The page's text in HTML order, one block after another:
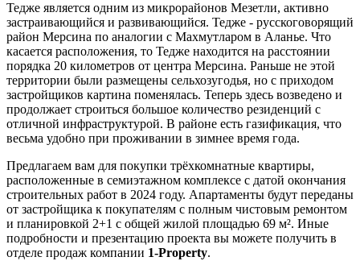
Тедже является одним из микрорайонов Мезетли, активно
застраивающийся и развивающийся. Тедже - русскоговорящий
район Мерсина по аналогии с Махмутларом в Аланье. Что
касается расположения, то Тедже находится на расстоянии
порядка 20 километров от центра Мерсина. Раньше не этой
территории были размещены сельхозугодья, но с приходом
застройщиков картина поменялась. Теперь здесь возведено и
продолжает строиться большое количество резиденций с
отличной инфраструктурой. В районе есть газификация, что
весьма удобно при проживании в зимнее время года.
Предлагаем вам для покупки трёхкомнатные квартиры,
расположенные в семиэтажном комплексе с датой окончания
строительных работ в 2024 году. Апартаменты будут переданы
от застройщика к покупателям с полным чистовым ремонтом
и планировкой 2+1 с общей жилой площадью 69 м². Иные
подробности и презентацию проекта вы можете получить в
отделе продаж компании 1-Property.